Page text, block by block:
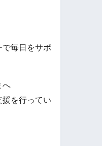
毎日をサポ
へ
援を行ってい